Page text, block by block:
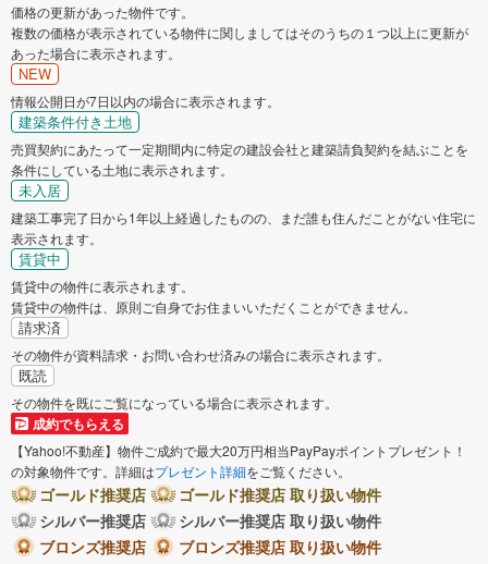
価格の更新があった物件です。
複数の価格が表示されている物件に関しましてはそのうちの１つ以上に更新が
あった場合に表示されます。
NEW
情報公開日が7日以内の場合に表示されます。
建築条件付き土地
売買契約にあたって一定期間内に特定の建設会社と建築請負契約を結ぶことを
条件にしている土地に表示されます。
未入居
建築工事完了日から1年以上経過したものの、まだ誰も住んだことがない住宅に
表示されます。
賃貸中
賃貸中の物件に表示されます。
賃貸中の物件は、原則ご自身でお住まいいただくことができません。
請求済
その物件が資料請求・お問い合わせ済みの場合に表示されます。
既読
その物件を既にご覧になっている場合に表示されます。
成約でもらえる
【Yahoo!不動産】物件ご成約で最大20万円相当PayPayポイントプレゼント！
の対象物件です。詳細はプレゼント詳細をご覧ください。
ゴールド推奨店
ゴールド推奨店 取り扱い物件
シルバー推奨店
シルバー推奨店 取り扱い物件
ブロンズ推奨店
ブロンズ推奨店 取り扱い物件